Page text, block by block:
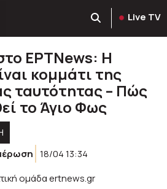
Live TV
ΕΡΤΝews: H
κομμάτι της
ταυτότητας – Πώς
το Άγιο Φως
18/04 13:34
ομάδα ertnews.gr